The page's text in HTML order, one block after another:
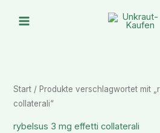
Inhalt
Start / Produkte verschlagwortet mit
collaterali“
rybelsus 3 mg effetti collaterali